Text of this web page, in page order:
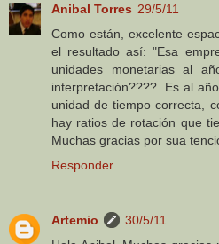
Anibal Torres 29/5/11
Como están, excelente
el resultado así: "Esa
unidades monetarias al
interpretación????. Es al
unidad de tiempo correcta,
hay ratios de rotación que
Muchas gracias por sua
Responder
Artemio
30/5/11